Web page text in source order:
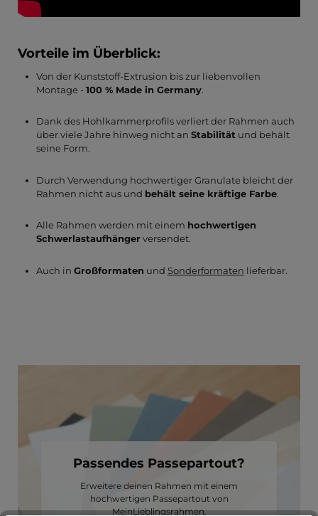
Vorteile im Überblick:
Von der Kunststoff-Extrusion bis zur liebenvollen
Montage - 100 % Made in Germany.
Dank des Hohlkammerprofils verliert der Rahmen auch
über viele Jahre hinweg nicht an Stabilitätund behält
seine Form.
Durch Verwendung hochwertiger Granulate bleicht der
Rahmen nicht aus und behält seine kräftige Farbe.
Alle Rahmen werden mit einem hochwertigen
Schwerlastaufhängerversendet.
Auch in Großformaten und Sonderformaten lieferbar.
Passendes Passepartout?
Erweitere deinen Rahmen mit einem
hochwertigen Passepartout von
MeinLieblingsrahmen.